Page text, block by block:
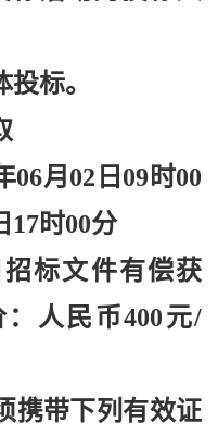
标。
06月02日09时00
17时00分
标文件有偿获
人民币400元/
携带下列有效证